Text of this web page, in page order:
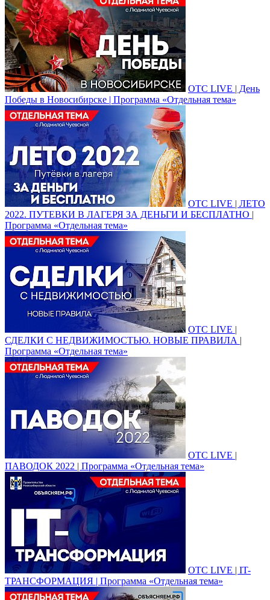
ОТС LIVE | День
Победы в Новосибирске | Программа «Отдельная тема»
ОТС LIVE | ЛЕТО
2022. ПУТЕВКИ В ЛАГЕРЯ ЗА ДЕНЬГИ И БЕСПЛАТНО |
Программа «Отдельная тема»
ОТС LIVE |
СДЕЛКИ С НЕДВИЖИМОСТЬЮ. НОВЫЕ ПРАВИЛА |
Программа «Отдельная тема»
ОТС LIVE |
ПАВОДОК 2022 | Программа «Отдельная тема»
ОТС LIVE | IT-
ТРАНСФОРМАЦИЯ | Программа «Отдельная тема»